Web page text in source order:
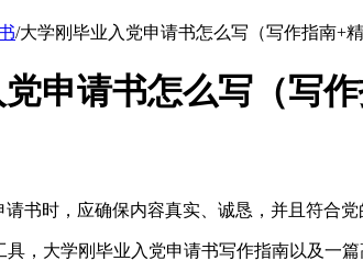
/大学刚毕业入党申请书怎么写（写作指南+
申请书怎么写（写
书时，应确保内容真实、诚恳，并且符合
，大学刚毕业入党申请书写作指南以及一